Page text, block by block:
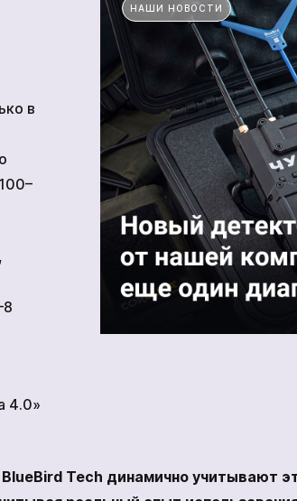
Академия
НАШИ НОВОСТИ
в
4.0»
Tech динамично учитывают